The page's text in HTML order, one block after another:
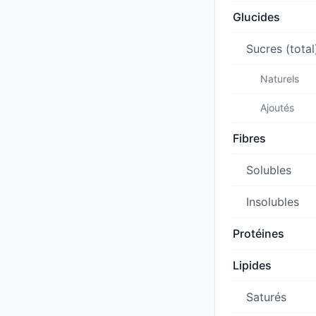
Glucides
Sucres
Naturels
Ajoutés
Fibres
Solubles
Insolubles
Protéines
Lipides
Saturés